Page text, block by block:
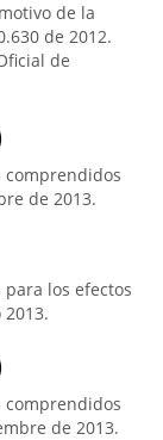
de la
de 2012.
de
comprendidos
de 2013.
los efectos
comprendidos
de 2013.